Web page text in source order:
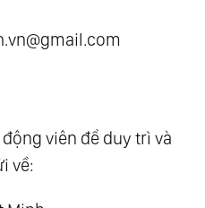
viên để duy trì và
về: